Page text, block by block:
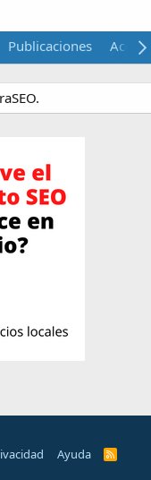
Publicaciones Acerca
Ayuda
R